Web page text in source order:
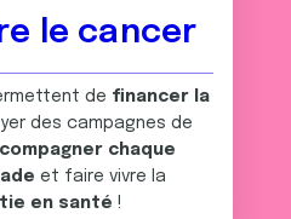
le cancer
de financer la
des campagnes de
chaque
et faire vivre la
en santé !